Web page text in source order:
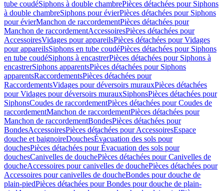
tube coudéSiphons à double chambrePièces détachées pour Siphons
à double chambreSiphons pour évierPièces détachées pour Siphons
pour évierManchon de raccordementPièces détachées pour
Manchon de raccordementAccessoiresPièces détachées pour
AccessoiresVidages pour appareilsPièces détachées pour Vidages
pour appareilsSiphons en tube coudéPièces détachées pour Siphons
en tube coudéSiphons à encastrerPièces détachées pour Siphons à
encastrerSiphons apparentsPièces détachées pour Siphons
apparentsRaccordementsPièces détachées pour
RaccordementsVidages pour déversoirs murauxPièces détachées
pour Vidages pour déversoirs murauxSiphonsPièces détachées pour
SiphonsCoudes de raccordementPièces détachées pour Coudes de
raccordementManchon de raccordementPièces détachées pour
Manchon de raccordementBondesPièces détachées pour
BondesAccessoiresPièces détachées pour AccessoiresEspace
douche et baignoireDouchesÉvacuation des sols pour
douchesPièces détachées pour Évacuation des sols pour
douchesCanivelles de douchePièces détachées pour Canivelles de
doucheAccessoires pour canivelles de douchePièces détachées pour
Accessoires pour canivelles de doucheBondes pour douche de
plain-piedPièces détachées pour Bondes pour douche de plain-